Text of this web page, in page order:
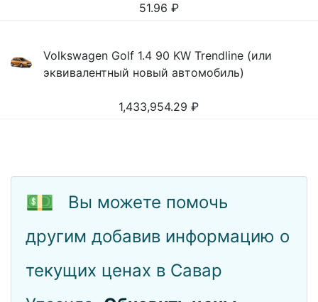
51.96 ₽
Volkswagen Golf 1.4 90 KW Trendline (или
эквивалентный новый автомобиль)
1,433,954.29 ₽
💵
Вы можете помочь
другим добавив информацию о
текущих ценах в Савар